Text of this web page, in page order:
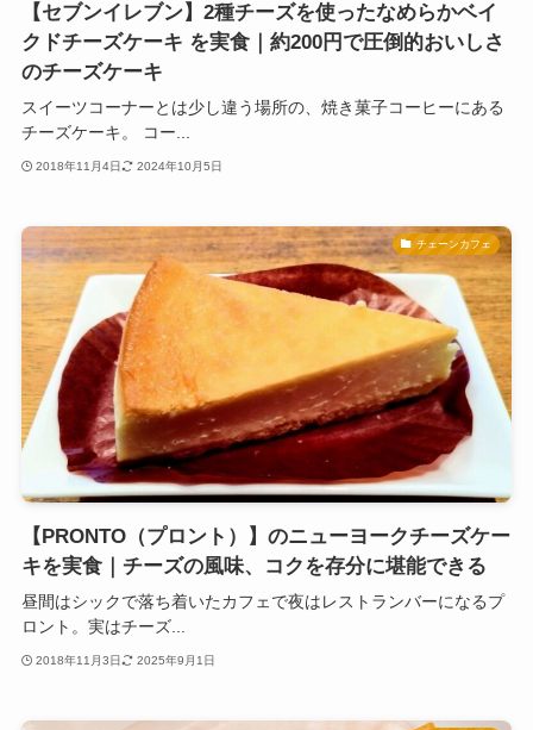
【セブンイレブン】2種チーズを使ったなめらかベイ
クドチーズケーキ を実食｜約200円で圧倒的おいしさ
のチーズケーキ
スイーツコーナーとは少し違う場所の、焼き菓子コーヒーにある
チーズケーキ。 コー...
2018年11月4日 2024年10月5日
チェーンカフェ
【PRONTO（プロント）】のニューヨークチーズケー
キを実食｜チーズの風味、コクを存分に堪能できる
昼間はシックで落ち着いたカフェで夜はレストランバーになるプ
ロント。実はチーズ...
2018年11月3日 2025年9月1日